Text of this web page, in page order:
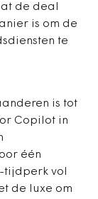
de deal
is om de
te
is tot
Copilot in
één
tijdperk vol
de luxe om